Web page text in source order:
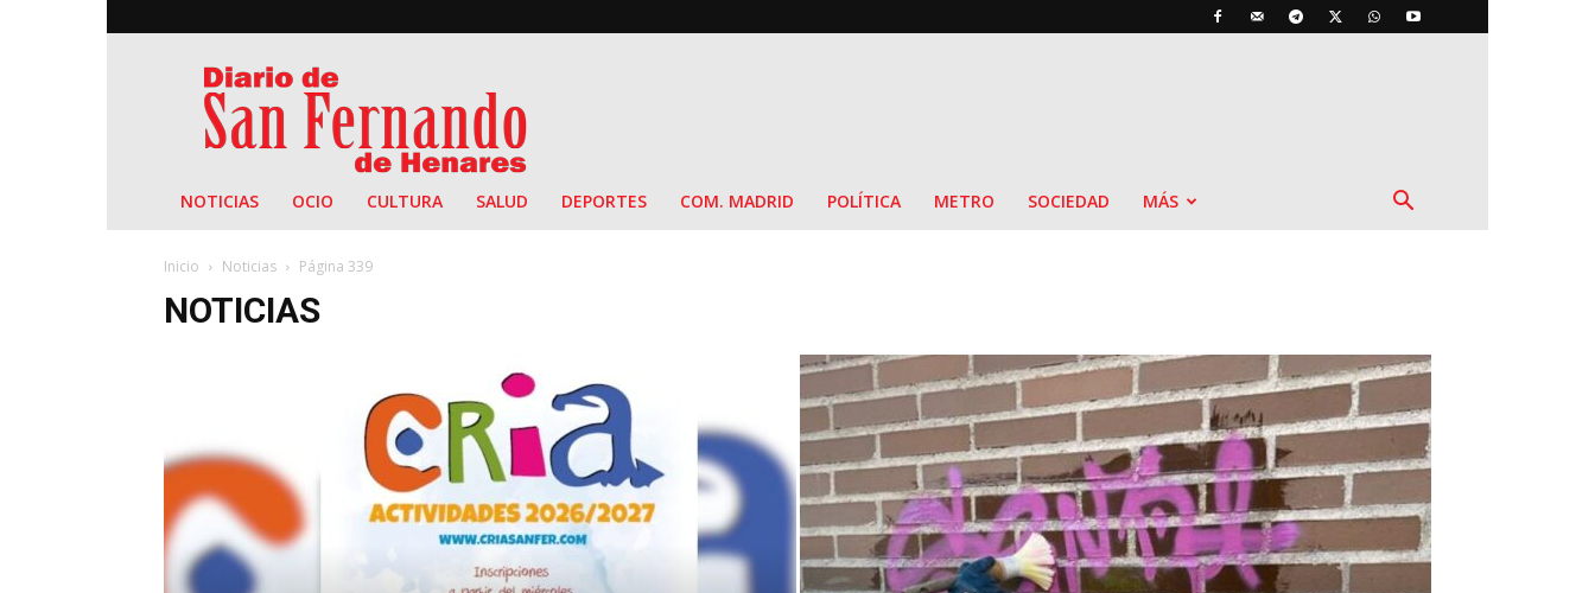
Diario
de
San
NOTICIAS OCIO CULTURA SALUD DEPORTES COM. MADRID POLÍTICA METRO SOCIEDAD MÁS
Inicio Noticias Página 339
NOTICIAS